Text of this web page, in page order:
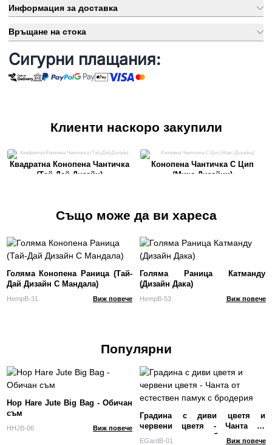
Информация за доставка
Връщане на стока
Сигурни плащания:
Клиенти наскоро закупили
Квадратна Конопена Чантичка
(Тай-Дай Дизайн)
Конопена Чантичка С Цип
(Микс Дизайни)
Също може да ви хареса
Голяма Конопена Раница (Тай-
Дай Дизайн С Мандала)
HempB-31 Виж повече
Голяма Раница Катманду
(Дизайн Дака)
HempB-53 Виж повече
Популярни
Hop Hare Jute Big Bag - Обичан
съм
HHJB-06 Виж повече
Градина с диви цветя и
червени цветя - Чанта от
естествен памук с бродерия
EGardB-01 Виж повече